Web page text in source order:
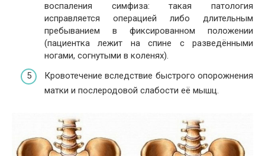
воспаления симфиза: такая патология
исправляется операцией либо длительным
пребыванием в фиксированном положении
(пациентка лежит на спине с разведёнными
ногами, согнутыми в коленях).
Кровотечение вследствие быстрого опорожнения
матки и послеродовой слабости её мышц.